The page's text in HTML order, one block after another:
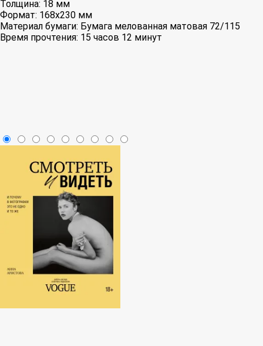
Толщина: 18 мм
Формат: 168x230 мм
Материал бумаги: Бумага мелованная матовая 72/115
Время прочтения: 15 часов 12 минут